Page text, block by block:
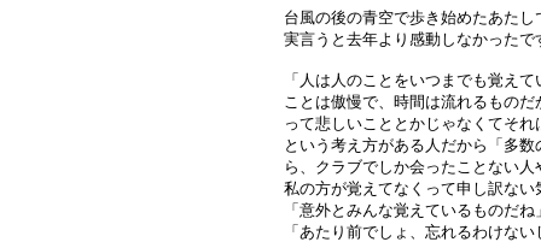
台風の後の青空で歩き始めたあたし
実言うと去年より感動しなかった
「人は人のことをいつまでも覚え
ことは傲慢で、時間は流れるもの
って悲しいこととかじゃなくてそ
という考え方がある人だから「多
ら、クラブでしか会ったことない
私の方が覚えてなくって申し訳ない
「意外とみんな覚えているものだ
「あたり前でしょ、忘れるわけな